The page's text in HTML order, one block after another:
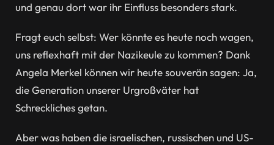
und genau dort war ihr Einfluss besonders stark.
Fragt euch selbst: Wer könnte es heute noch wagen,
uns reflexhaft mit der Nazikeule zu kommen? Dank
Angela Merkel können wir heute souverän sagen: Ja,
die Generation unserer Urgroßväter hat
Schreckliches getan.
Aber was haben die israelischen, russischen und US-